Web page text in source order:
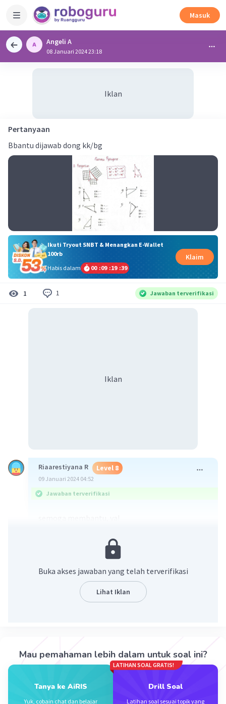
Masuk
Angeli A
08 Januari 2024 23:18
Iklan
Pertanyaan
Bbantu dijawab dong kk/bg
Ikuti Tryout SNBT & Menangkan E-Wallet
100rb
Habis dalam
00 :09 :19 :39
Klaim
1 1 Jawaban terverifikasi
Iklan
Riaarestiyana R Level 8
09 Januari 2024 04:52
Jawaban terverifikasi
Angeli A
09 Januari 2024 05:27
Buka akses jawaban yang telah terverifikasi
Lihat Iklan
Mau pemahaman lebih dalam untuk soal ini?
Tanya ke AiRIS
Yuk, cobain chat dan belajar
LATIHAN SOAL GRATIS!
Drill Soal
Latihan soal sesuai topik yang